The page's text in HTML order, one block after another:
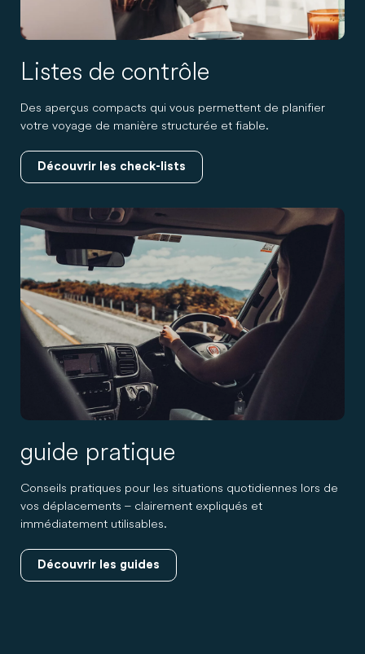
Listes de contrôle
Des aperçus compacts qui vous permettent de planifier
votre voyage de manière structurée et fiable.
Découvrir les check-lists
guide pratique
Conseils pratiques pour les situations quotidiennes lors de
vos déplacements – clairement expliqués et
immédiatement utilisables.
Découvrir les guides